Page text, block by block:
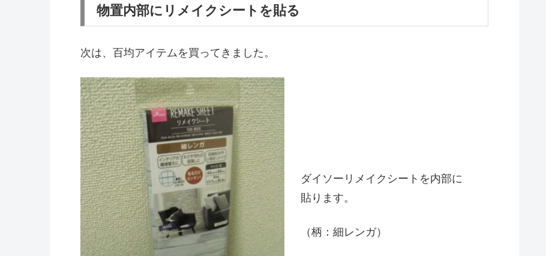
物置内部にリメイクシートを貼る
次は、百均アイテムを買ってきました。
ダイソーリメイクシートを内部に
貼ります。
（柄：細レンガ）